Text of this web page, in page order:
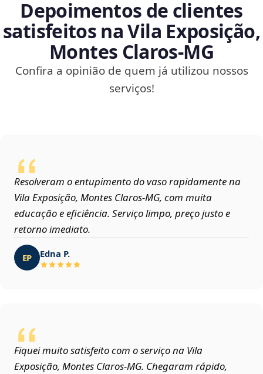
Depoimentos de clientes
satisfeitos na Vila Exposição,
Montes Claros‑MG
Confira a opinião de quem já utilizou nossos
serviços!
Resolveram o entupimento do vaso rapidamente na
Vila Exposição, Montes Claros‑MG, com muita
educação e eficiência. Serviço limpo, preço justo e
retorno imediato.
EP Edna P.
Fiquei muito satisfeito com o serviço na Vila
Exposição, Montes Claros‑MG. Chegaram rápido,